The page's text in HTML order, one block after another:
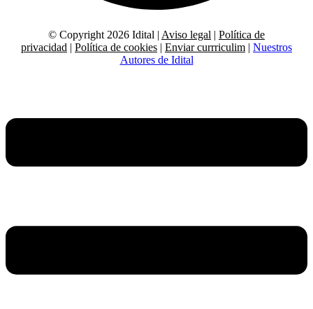
© Copyright 2026 Idital | Aviso legal | Política de
privacidad | Política de cookies | Enviar currriculim | Nuestros
Autores de Idital